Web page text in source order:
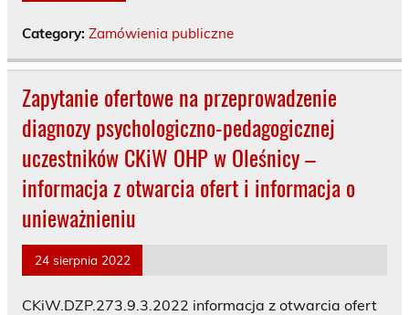
Category: Zamówienia publiczne
Zapytanie ofertowe na przeprowadzenie
diagnozy psychologiczno-pedagogicznej
uczestników CKiW OHP w Oleśnicy –
informacja z otwarcia ofert i informacja o
unieważnieniu
24 sierpnia 2022
CKiW.DZP.273.9.3.2022 informacja z otwarcia ofert